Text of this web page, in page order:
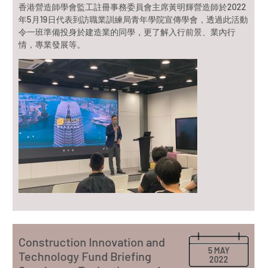
香港營造師學會監工註冊事務委員會主席黃明輝營造師於2022
年5月19日代表到訪職業訓練局青年學院宣傳學會，透過此活動
令一班準備投身於建造業的同學，更了解入行前景、業內行
情，專業發展等。
5 MAY
2022
Construction Innovation and
Technology Fund Briefing